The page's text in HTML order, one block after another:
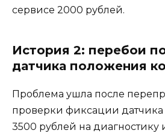
сервисе 2000 рублей.
История 2: перебои
датчика положения
Проблема ушла после
проверки фиксации датчика
3500 рублей на диагностику